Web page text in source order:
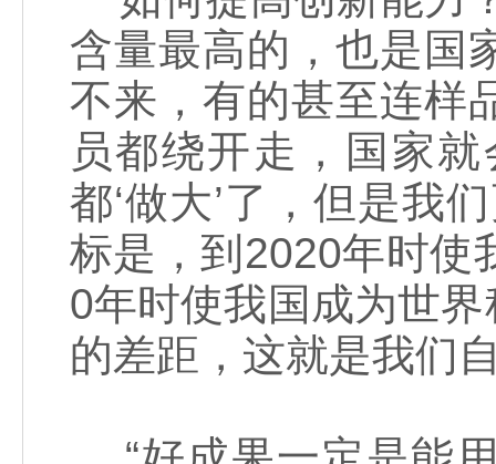
含量最高的，也是国
不来，有的甚至连样
员都绕开走，国家
都‘做大’了，但是我
标是，到2020年时使
0年时使我国成为世
的差距，这就是我们